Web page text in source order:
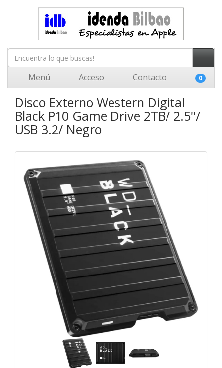
Menú Acceso Contacto 0
Disco Externo Western Digital
Black P10 Game Drive 2TB/ 2.5"/
USB 3.2/ Negro